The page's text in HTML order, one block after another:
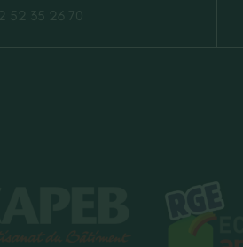
52 35 26 70